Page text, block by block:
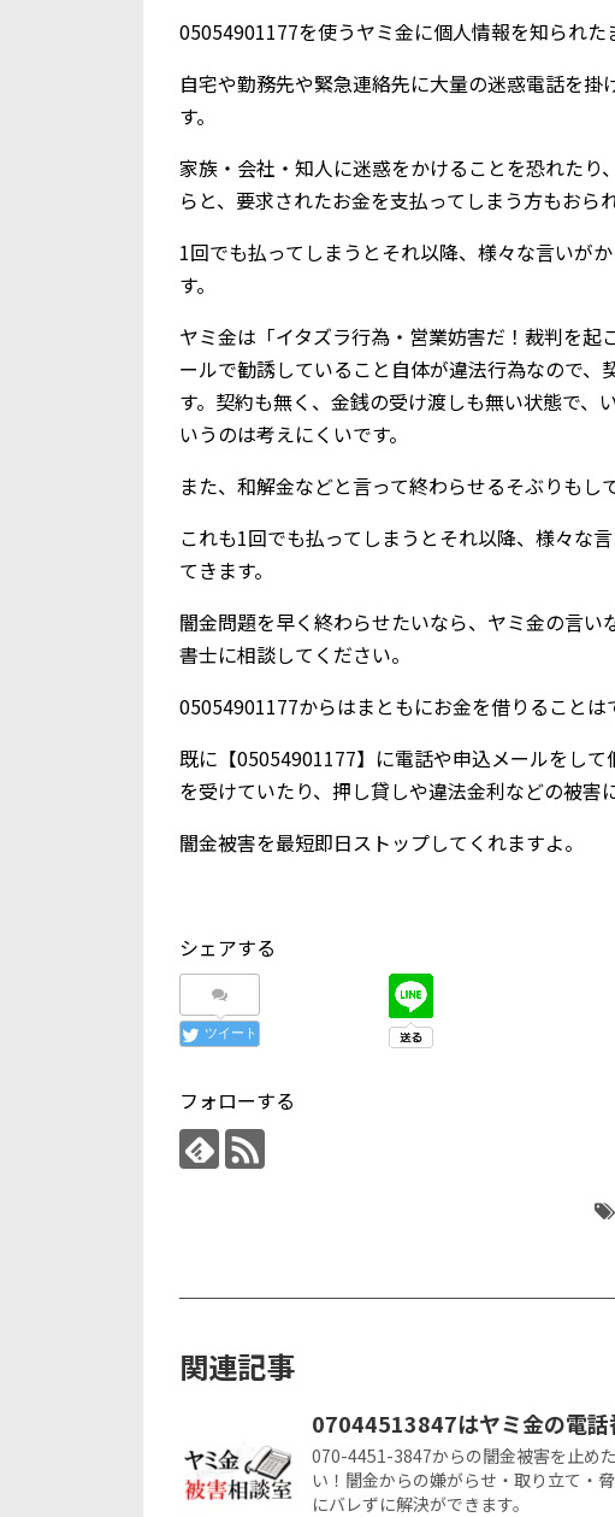
05054901177を使うヤミ金に個人情報を知られた
自宅や勤務先や緊急連絡先に大量の迷惑電話を
す。
家族・会社・知人に迷惑をかけることを恐れた
らと、要求されたお金を支払ってしまう方もおら
1回でも払ってしまうとそれ以降、様々な言いが
す。
ヤミ金は「イタズラ行為・営業妨害だ！裁判を
ールで勧誘していること自体が違法行為なので
す。契約も無く、金銭の受け渡しも無い状態で、
いうのは考えにくいです。
また、和解金などと言って終わらせるそぶりもし
これも1回でも払ってしまうとそれ以降、様々な
てきます。
闇金問題を早く終わらせたいなら、ヤミ金の言
書士に相談してください。
05054901177からはまともにお金を借りることは
既に【05054901177】に電話や申込メールをし
を受けていたり、押し貸しや違法金利などの被害
闇金被害を最短即日ストップしてくれますよ。
シェアする
ツイート
フォローする
関連記事
07044513847はヤミ金の電話
070-4451-3847からの闇金被害を止め
い！闇金からの嫌がらせ・取り立て・
にバレずに解決ができます。